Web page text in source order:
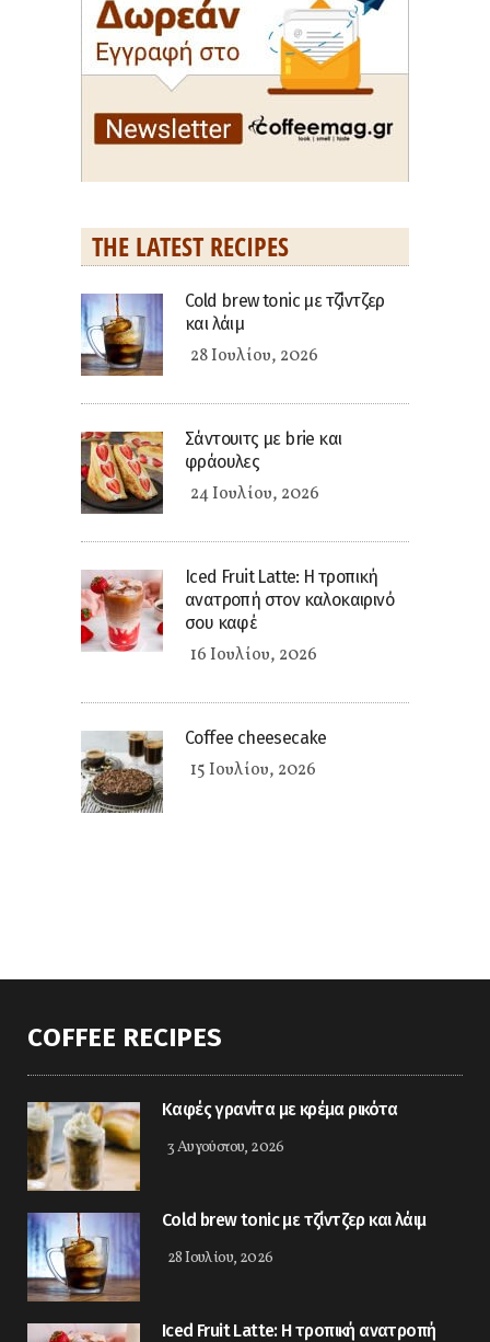
THE LATEST RECIPES
Cold brew tonic με τζίντζερ
και λάιμ
28 Ιουλίου, 2026
Σάντουιτς με brie και
φράουλες
24 Ιουλίου, 2026
Iced Fruit Latte: Η τροπική
ανατροπή στον καλοκαιρινό
σου καφέ
16 Ιουλίου, 2026
Coffee cheesecake
15 Ιουλίου, 2026
COFFEE RECIPES
Καφές γρανίτα με κρέμα ρικότα
3 Αυγούστου, 2026
Cold brew tonic με τζίντζερ και λάιμ
28 Ιουλίου, 2026
Iced Fruit Latte: Η τροπική ανατροπή